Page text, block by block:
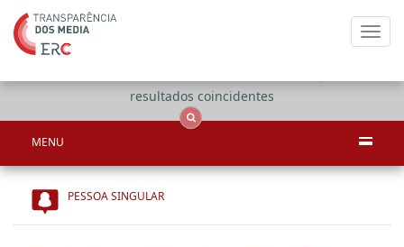
resultados coincidentes
MENU
PESSOA SINGULAR